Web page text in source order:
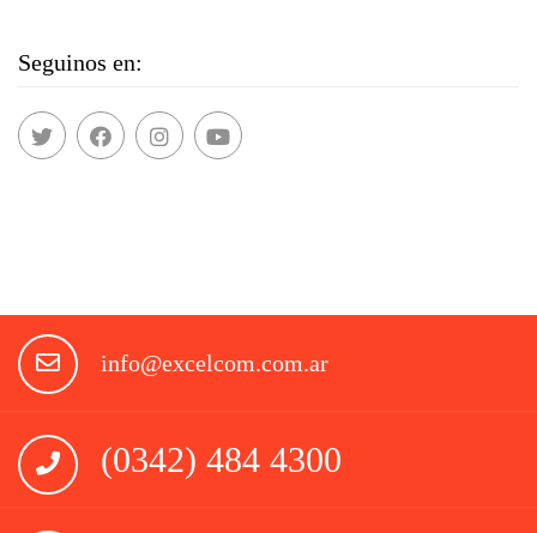
Seguinos en:
info@excelcom.com.ar
(0342) 484 4300